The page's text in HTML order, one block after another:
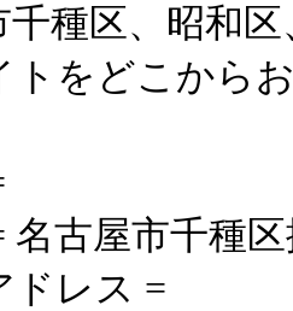
千種区、昭和
トをどこから
名古屋市千種
ドレス =